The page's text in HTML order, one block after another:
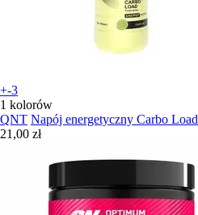
+-3
1 kolorów
QNT Napój energetyczny Carbo Load
21,00 zł